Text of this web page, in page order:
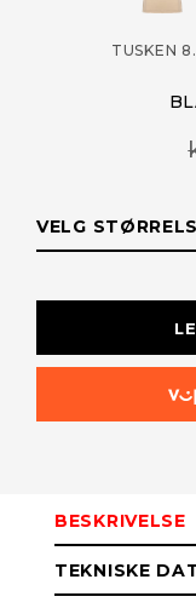
VELG
STØRRELSE
S
BESKRIVELSE
TEKNISKE